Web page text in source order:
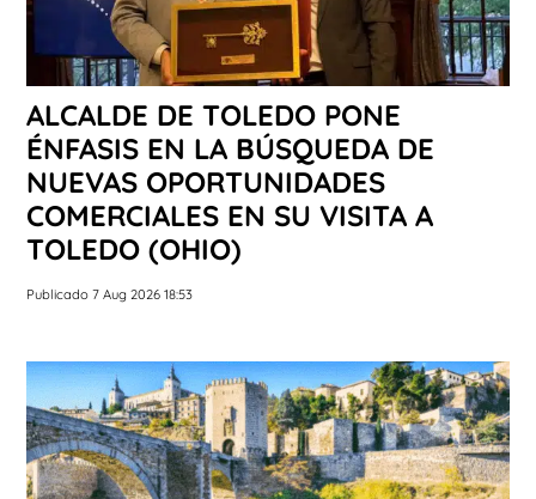
ALCALDE DE TOLEDO PONE
ÉNFASIS EN LA BÚSQUEDA DE
NUEVAS OPORTUNIDADES
COMERCIALES EN SU VISITA A
TOLEDO (OHIO)
Publicado 7 Aug 2026 18:53